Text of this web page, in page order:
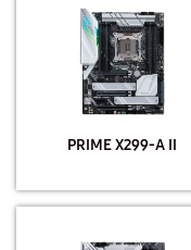
PRIME X299-A II